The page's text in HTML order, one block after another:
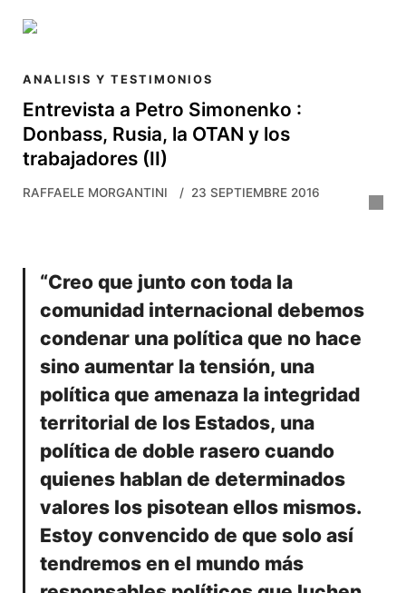
Entrevista a Petro Simonenko :
Donbass, Rusia, la OTAN y los
trabajadores (II)
RAFFAELE MORGANTINI 23 SEPTIEMBRE 2016
“Creo que junto con toda la
comunidad internacional debemos
condenar una política que no hace
sino aumentar la tensión, una
política que amenaza la integridad
territorial de los Estados, una
política de doble rasero cuando
quienes hablan de determinados
valores los pisotean ellos mismos.
Estoy convencido de que solo así
tendremos en el mundo más
ANALISIS Y TESTIMONIOS